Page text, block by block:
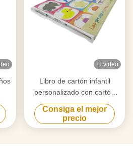
El video
Libro de cartón infantil
personalizado con cartón
rígido de 1,5 a 3 mm de
grosor, tinta de soja no
tóxica y páginas resistentes
Consiga el mejor
precio